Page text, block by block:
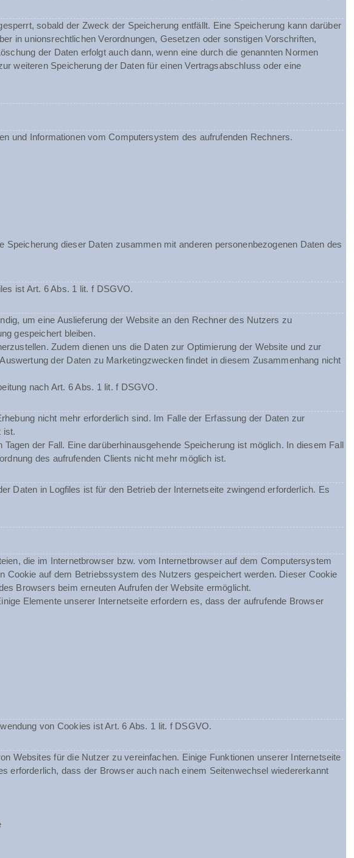
sobald der Zweck der Speicherung entfällt. Eine Speicherung kann darüber
in unionsrechtlichen Verordnungen, Gesetzen oder sonstigen Vorschriften,
der Daten erfolgt auch dann, wenn eine durch die genannten Normen
weiteren Speicherung der Daten für einen Vertragsabschluss oder eine
und Informationen vom Computersystem des aufrufenden Rechners.
dieser Daten zusammen mit anderen personenbezogenen Daten des
ist Art. 6 Abs. 1 lit. f DSGVO.
um eine Auslieferung der Website an den Rechner des Nutzers zu
gespeichert bleiben.
Zudem dienen uns die Daten zur Optimierung der Website und zur
der Daten zu Marketingzwecken findet in diesem Zusammenhang nicht
nach Art. 6 Abs. 1 lit. f DSGVO.
nicht mehr erforderlich sind. Im Falle der Erfassung der Daten zur
ist.
der Fall. Eine darüberhinausgehende Speicherung ist möglich. In diesem Fall
des aufrufenden Clients nicht mehr möglich ist.
Daten in Logfiles ist für den Betrieb der Internetseite zwingend erforderlich. Es
die im Internetbrowser bzw. vom Internetbrowser auf dem Computersystem
auf dem Betriebssystem des Nutzers gespeichert werden. Dieser Cookie
Browsers beim erneuten Aufrufen der Website ermöglicht.
Elemente unserer Internetseite erfordern es, dass der aufrufende Browser
von Cookies ist Art. 6 Abs. 1 lit. f DSGVO.
Websites für die Nutzer zu vereinfachen. Einige Funktionen unserer Internetseite
erforderlich, dass der Browser auch nach einem Seitenwechsel wiedererkannt